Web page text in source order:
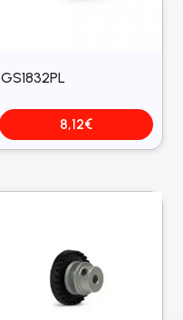
GS1832PL
8,12€